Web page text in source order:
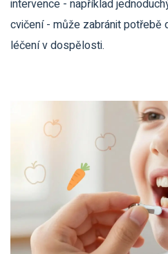
intervence - například
cvičení - může zabránit potřebě
léčení v dospělosti.